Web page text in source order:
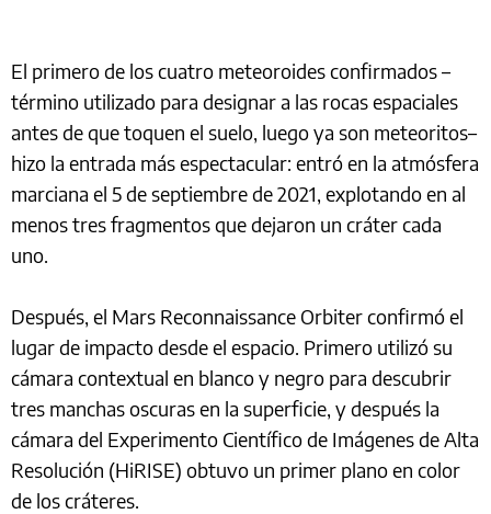
El primero de los cuatro meteoroides confirmados –
término utilizado para designar a las rocas espaciales
antes de que toquen el suelo, luego ya son meteoritos–
hizo la entrada más espectacular: entró en la atmósfera
marciana el 5 de septiembre de 2021, explotando en al
menos tres fragmentos que dejaron un cráter cada
uno.
Después, el Mars Reconnaissance Orbiter confirmó el
lugar de impacto desde el espacio. Primero utilizó su
cámara contextual en blanco y negro para descubrir
tres manchas oscuras en la superficie, y después la
cámara del Experimento Científico de Imágenes de Alta
Resolución (HiRISE) obtuvo un primer plano en color
de los cráteres.